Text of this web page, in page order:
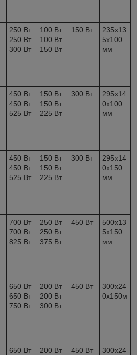
250 Вт
250 Вт
300 Вт
100 Вт
100 Вт
150 Вт
150 Вт
235x13
5x100
мм
450 Вт
450 Вт
525 Вт
150 Вт
150 Вт
225 Вт
300 Вт
295x14
0x100
мм
450 Вт
450 Вт
525 Вт
150 Вт
150 Вт
225 Вт
300 Вт
295x14
0x150
мм
700 Вт
700 Вт
825 Вт
250 Вт
250 Вт
375 Вт
450 Вт
500x13
5x150
мм
650 Вт
650 Вт
750 Вт
200 Вт
200 Вт
300 Вт
450 Вт
300x24
0x150м
650 Вт 200 Вт 450 Вт 300x24